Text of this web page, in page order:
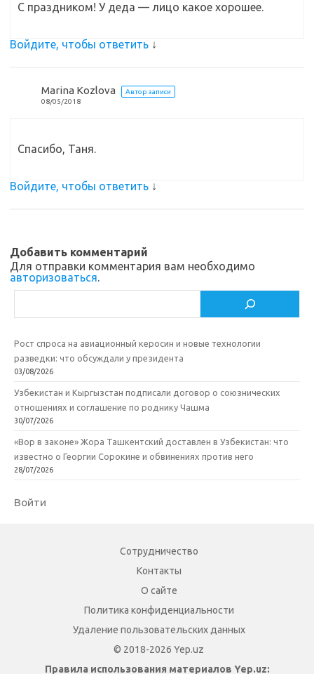
С праздником! У деда — лицо какое хорошее.
Войдите, чтобы ответить ↓
Marina Kozlova
Автор записи
08/05/2018
Спасибо, Таня.
Войдите, чтобы ответить ↓
Добавить комментарий
Для отправки комментария вам необходимо
авторизоваться.
Рост спроса на авиационный керосин и новые технологии
разведки: что обсуждали у президента
03/08/2026
Узбекистан и Кыргызстан подписали договор о союзнических
отношениях и соглашение по роднику Чашма
30/07/2026
«Вор в законе» Жора Ташкентский доставлен в Узбекистан: что
известно о Георгии Сорокине и обвинениях против него
28/07/2026
Войти
Сотрудничество
Контакты
О сайте
Политика конфиденциальности
Удаление пользовательских данных
© 2018-2026 Yep.uz
Правила использования материалов Yep.uz: